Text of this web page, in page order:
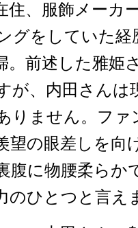
、服飾メーカ
グをしていた経
。前述した雅姫
が、内田さんは
りません。ファ
望の眼差しを向
腹に物腰柔らか
のひとつと言え